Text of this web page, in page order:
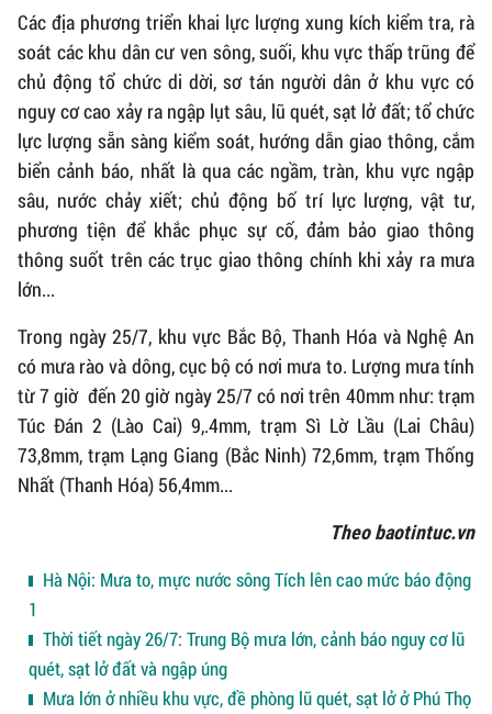
Các địa phương triển khai lực lượng xung kích kiểm tra, rà
soát các khu dân cư ven sông, suối, khu vực thấp trũng để
chủ động tổ chức di dời, sơ tán người dân ở khu vực có
nguy cơ cao xảy ra ngập lụt sâu, lũ quét, sạt lở đất; tổ chức
lực lượng sẵn sàng kiểm soát, hướng dẫn giao thông, cắm
biển cảnh báo, nhất là qua các ngầm, tràn, khu vực ngập
sâu, nước chảy xiết; chủ động bố trí lực lượng, vật tư,
phương tiện để khắc phục sự cố, đảm bảo giao thông
thông suốt trên các trục giao thông chính khi xảy ra mưa
lớn...
Trong ngày 25/7, khu vực Bắc Bộ, Thanh Hóa và Nghệ An
có mưa rào và dông, cục bộ có nơi mưa to. Lượng mưa tính
từ 7 giờ đến 20 giờ ngày 25/7 có nơi trên 40mm như: trạm
Túc Đán 2 (Lào Cai) 9,.4mm, trạm Sì Lờ Lầu (Lai Châu)
73,8mm, trạm Lạng Giang (Bắc Ninh) 72,6mm, trạm Thống
Nhất (Thanh Hóa) 56,4mm...
Theo baotintuc.vn
Hà Nội: Mưa to, mực nước sông Tích lên cao mức báo động
1
Thời tiết ngày 26/7: Trung Bộ mưa lớn, cảnh báo nguy cơ lũ
quét, sạt lở đất và ngập úng
Mưa lớn ở nhiều khu vực, đề phòng lũ quét, sạt lở ở Phú Thọ